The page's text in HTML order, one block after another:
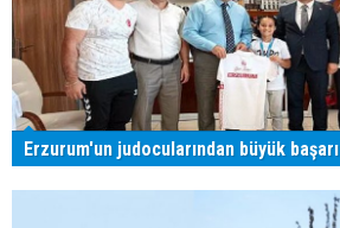
Erzurum'un judocularından büyük başarı